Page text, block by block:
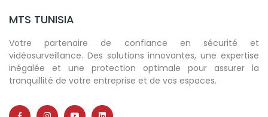
MTS TUNISIA
Votre partenaire de confiance en sécurité et
vidéosurveillance. Des solutions innovantes, une expertise
inégalée et une protection optimale pour assurer la
tranquillité de votre entreprise et de vos espaces.